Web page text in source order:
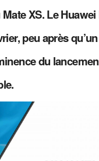
XS. Le
peu après
du